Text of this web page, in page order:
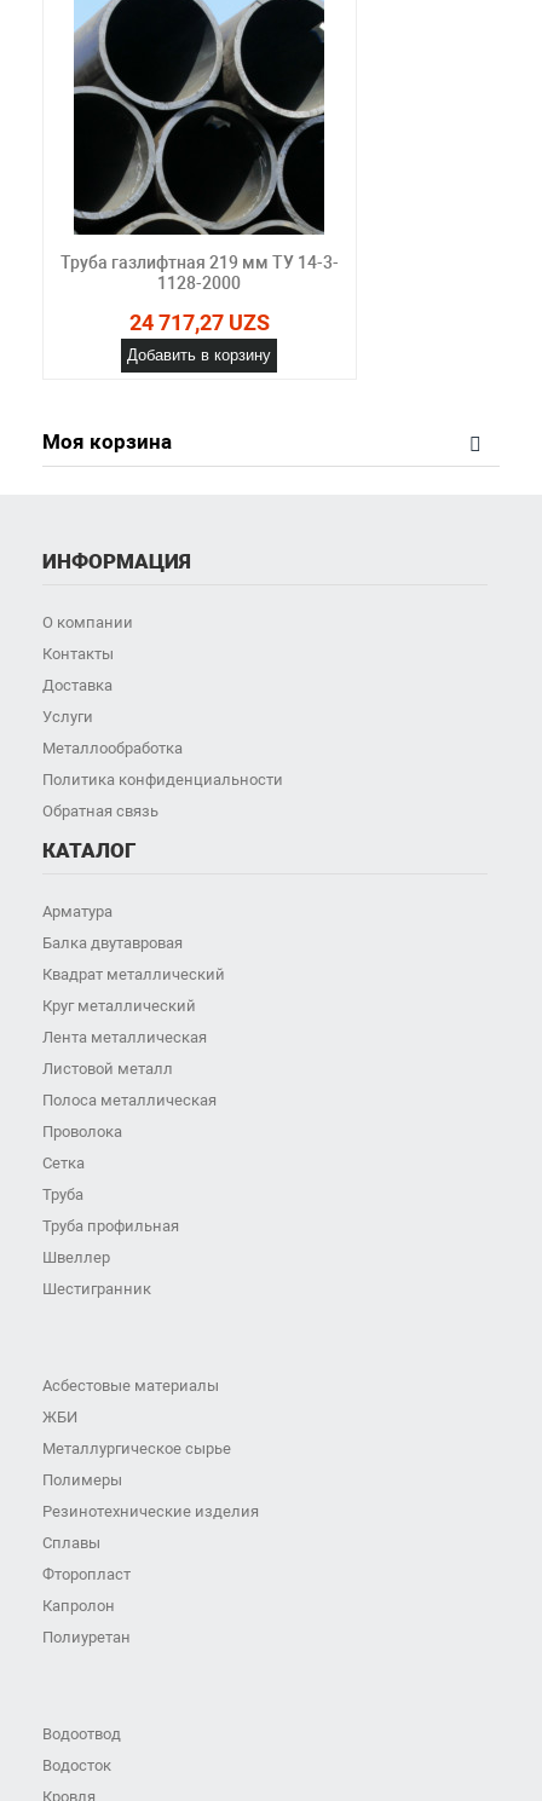
Труба газлифтная 219 мм ТУ 14-3-
1128-2000
24 717,27 UZS
Добавить в корзину
Моя корзина
ИНФОРМАЦИЯ
О компании
Контакты
Доставка
Услуги
Металлообработка
Политика конфиденциальности
Обратная связь
КАТАЛОГ
Арматура
Балка двутавровая
Квадрат металлический
Круг металлический
Лента металлическая
Листовой металл
Полоса металлическая
Проволока
Сетка
Труба
Труба профильная
Швеллер
Шестигранник
Асбестовые материалы
ЖБИ
Металлургическое сырье
Полимеры
Резинотехнические изделия
Сплавы
Фторопласт
Капролон
Полиуретан
Водоотвод
Водосток
Кровля